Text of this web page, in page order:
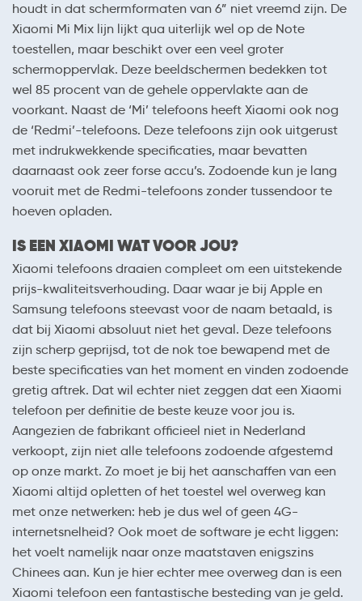
houdt in dat schermformaten van 6” niet vreemd zijn. De
Xiaomi Mi Mix lijn lijkt qua uiterlijk wel op de Note
toestellen, maar beschikt over een veel groter
schermoppervlak. Deze beeldschermen bedekken tot
wel 85 procent van de gehele oppervlakte aan de
voorkant. Naast de ‘Mi’ telefoons heeft Xiaomi ook nog
de ‘Redmi’-telefoons. Deze telefoons zijn ook uitgerust
met indrukwekkende specificaties, maar bevatten
daarnaast ook zeer forse accu’s. Zodoende kun je lang
vooruit met de Redmi-telefoons zonder tussendoor te
hoeven opladen.
IS EEN XIAOMI WAT VOOR JOU?
Xiaomi telefoons draaien compleet om een uitstekende
prijs-kwaliteitsverhouding. Daar waar je bij Apple en
Samsung telefoons steevast voor de naam betaald, is
dat bij Xiaomi absoluut niet het geval. Deze telefoons
zijn scherp geprijsd, tot de nok toe bewapend met de
beste specificaties van het moment en vinden zodoende
gretig aftrek. Dat wil echter niet zeggen dat een Xiaomi
telefoon per definitie de beste keuze voor jou is.
Aangezien de fabrikant officieel niet in Nederland
verkoopt, zijn niet alle telefoons zodoende afgestemd
op onze markt. Zo moet je bij het aanschaffen van een
Xiaomi altijd opletten of het toestel wel overweg kan
met onze netwerken: heb je dus wel of geen 4G-
internetsnelheid? Ook moet de software je echt liggen:
het voelt namelijk naar onze maatstaven enigszins
Chinees aan. Kun je hier echter mee overweg dan is een
Xiaomi telefoon een fantastische besteding van je geld.